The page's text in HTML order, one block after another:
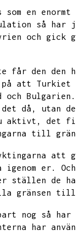
som en
så har
och gick
får den den
att
Bulgarien.
då,
utan
aktivt,
det
till
att
igenom er.
ställen de
gränsen
nog så har
har